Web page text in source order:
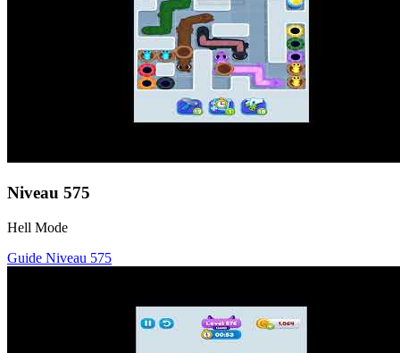
Niveau 575
Hell Mode
Guide Niveau 575